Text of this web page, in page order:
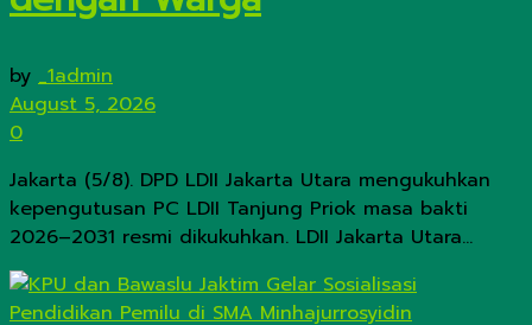
by _1admin
August 5, 2026
0
Jakarta (5/8). DPD LDII Jakarta Utara mengukuhkan
kepengutusan PC LDII Tanjung Priok masa bakti
2026–2031 resmi dikukuhkan. LDII Jakarta Utara...